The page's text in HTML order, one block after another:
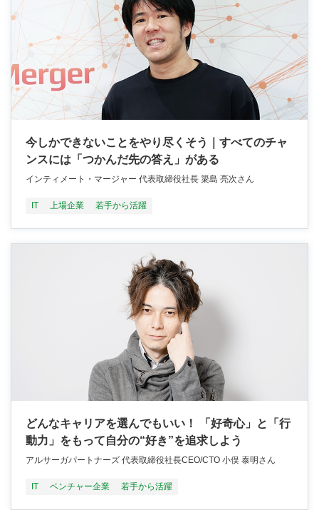
今しかできないことをやり尽くそう｜すべてのチャ
ンスには「つかんだ先の答え」がある
インティメート・マージャー 代表取締役社長 簗島 亮次さん
IT 上場企業 若手から活躍
どんなキャリアを選んでもいい！ 「好奇心」と「行
動力」をもって自分の“好き”を追求しよう
アルサーガパートナーズ 代表取締役社長CEO/CTO 小俣 泰明さん
IT ベンチャー企業 若手から活躍